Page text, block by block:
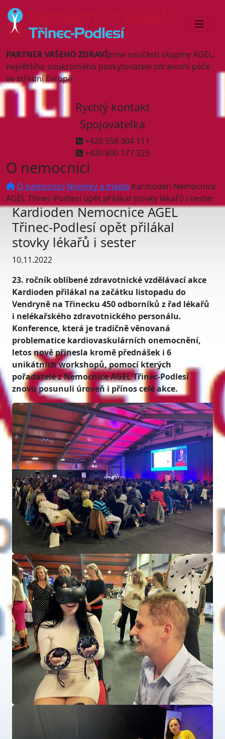
PARTNER VAŠEHO ZDRAVÍJsme součástí skupiny AGEL,
největšího soukromého poskytovatele zdravotní péče
ve střední Evropě.
Rychlý kontakt
Spojovatelka
+420 558 304 111
+420 800 177 323
O nemocnici
O nemocnici Novinky a média Kardioden Nemocnice
AGEL Třinec-Podlesí opět přilákal stovky lékařů i sester
Kardioden Nemocnice AGEL
Třinec-Podlesí opět přilákal
stovky lékařů i sester
10.11.2022
23. ročník oblíbené zdravotnické vzdělávací akce
Kardioden přilákal na začátku listopadu do
Vendryně na Třinecku 450 odborníků z řad lékařů
i nelékařského zdravotnického personálu.
Konference, která je tradičně věnovaná
problematice kardiovaskulárních onemocnění,
letos nově přinesla kromě přednášek i 6
unikátních workshopů, pomocí kterých
pořadatelé z Nemocnice AGEL Třinec-Podlesí
znovu posunuli úroveň i přínos celé akce.